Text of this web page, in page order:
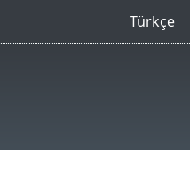
Türkçe